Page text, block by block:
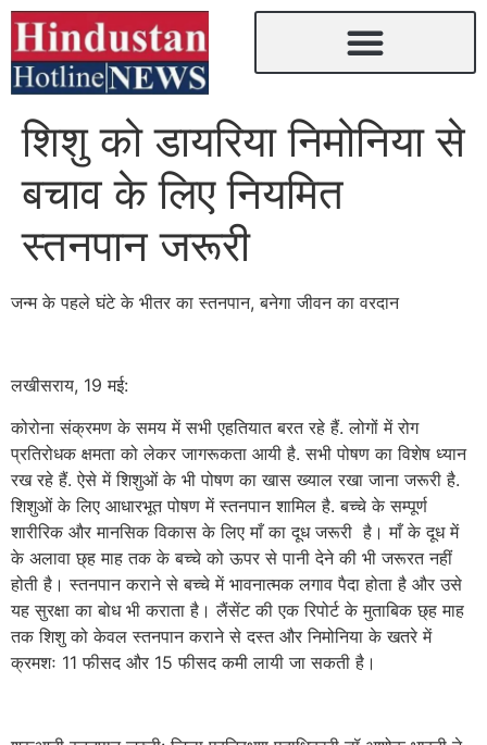
शिशु को डायरिया निमोनिया से
बचाव के लिए नियमित
स्तनपान जरूरी
जन्म के पहले घंटे के भीतर का स्तनपान, बनेगा जीवन का वरदान
लखीसराय, 19 मई:
कोरोना संक्रमण के समय में सभी एहतियात बरत रहे हैं. लोगों में रोग
प्रतिरोधक क्षमता को लेकर जागरूकता आयी है. सभी पोषण का विशेष ध्यान
रख रहे हैं. ऐसे में शिशुओं के भी पोषण का खास ख्याल रखा जाना जरूरी है.
शिशुओं के लिए आधारभूत पोषण में स्तनपान शामिल है. बच्चे के सम्पूर्ण
शारीरिक और मानसिक विकास के लिए माँ का दूध जरूरी है। माँ के दूध में
के अलावा छ्ह माह तक के बच्चे को ऊपर से पानी देने की भी जरूरत नहीं
होती है। स्तनपान कराने से बच्चे में भावनात्मक लगाव पैदा होता है और उसे
यह सुरक्षा का बोध भी कराता है। लैंसेंट की एक रिपोर्ट के मुताबिक छ्ह माह
तक शिशु को केवल स्तनपान कराने से दस्त और निमोनिया के खतरे में
क्रमशः 11 फीसद और 15 फीसद कमी लायी जा सकती है।